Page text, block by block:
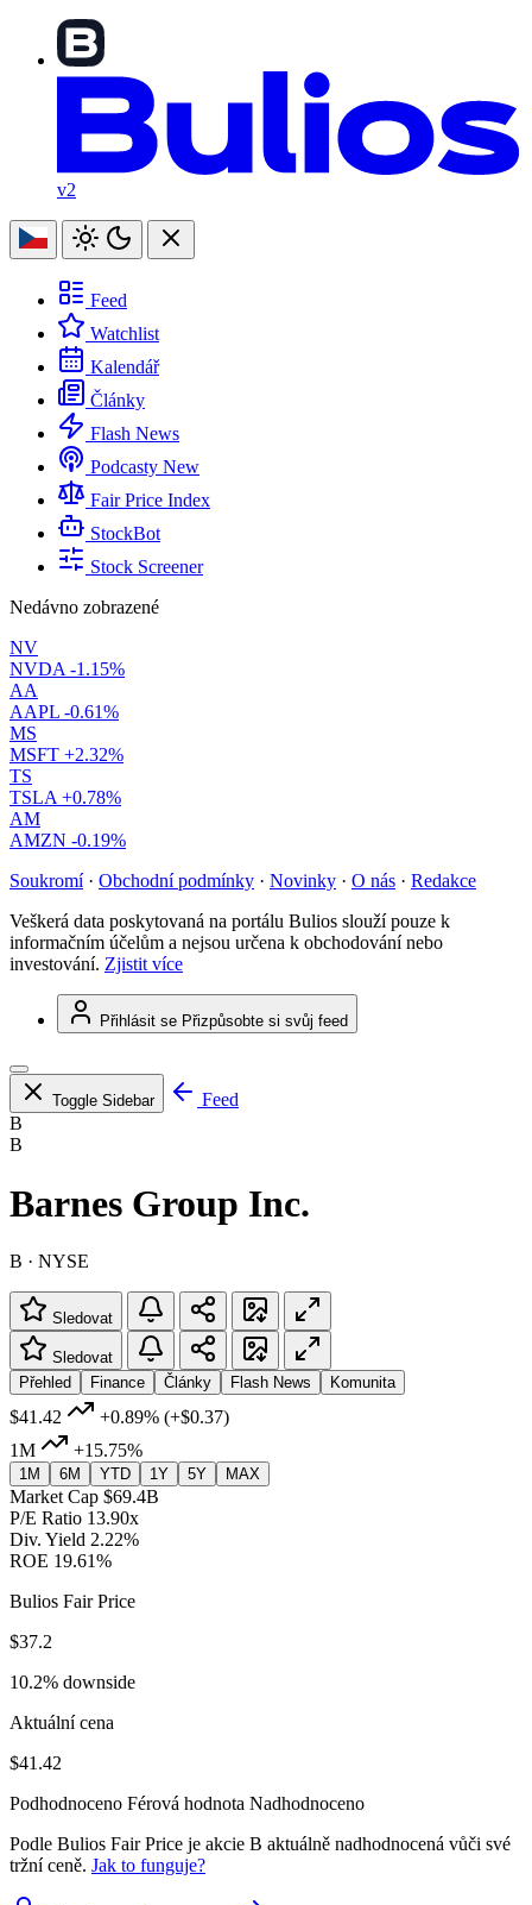
v2
Feed
Watchlist
Kalendář
Články
Flash News
Podcasty New
Fair Price Index
StockBot
Stock Screener
Nedávno zobrazené
NV
NVDA -1.15%
AA
AAPL -0.61%
MS
MSFT +2.32%
TS
TSLA +0.78%
AM
AMZN -0.19%
Soukromí · Obchodní podmínky · Novinky · O nás · Redakce
Veškerá data poskytovaná na portálu Bulios slouží pouze k
informačním účelům a nejsou určena k obchodování nebo
investování. Zjistit více
Přihlásit se Přizpůsobte si svůj feed
Toggle Sidebar
Feed
B
B
Barnes Group Inc.
B · NYSE
Sledovat
Sledovat
Přehled
Finance Články Flash News Komunita
$41.42 +0.89% (+$0.37)
1M
+15.75%
1M 6M YTD 1Y 5Y MAX
Market Cap $69.4B
P/E Ratio 13.90x
Div. Yield 2.22%
ROE 19.61%
Bulios Fair Price
$37.2
10.2% downside
Aktuální cena
$41.42
Podhodnoceno Férová hodnota Nadhodnoceno
Podle Bulios Fair Price je akcie B aktuálně nadhodnocená vůči své
tržní ceně. Jak to funguje?